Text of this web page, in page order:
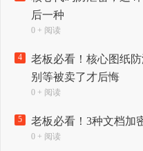
后一种
0 + 阅读
4
老板必看！核心图纸
别等被卖了才后悔
0 + 阅读
5 老板必看！3种文档加
0 + 阅读